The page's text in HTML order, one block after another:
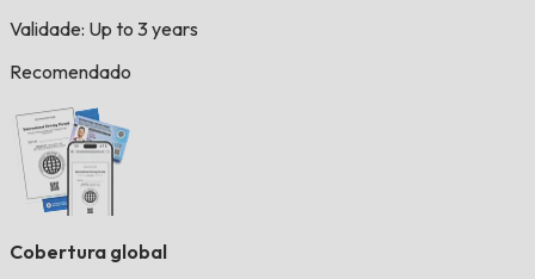
Validade: Up to 3 years
Recomendado
Cobertura global